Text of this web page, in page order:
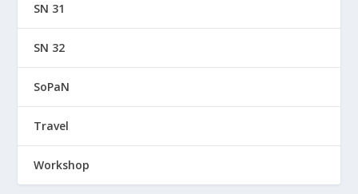
SN 31
SN 32
SoPaN
Travel
Workshop